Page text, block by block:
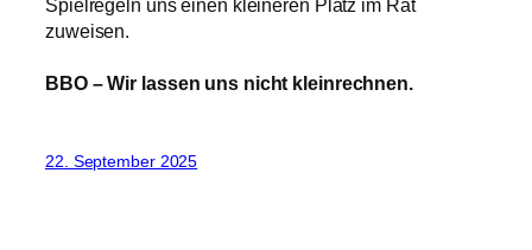
Spielregeln uns einen kleineren Platz im Rat
zuweisen.
BBO – Wir lassen uns nicht kleinrechnen.
22. September 2025